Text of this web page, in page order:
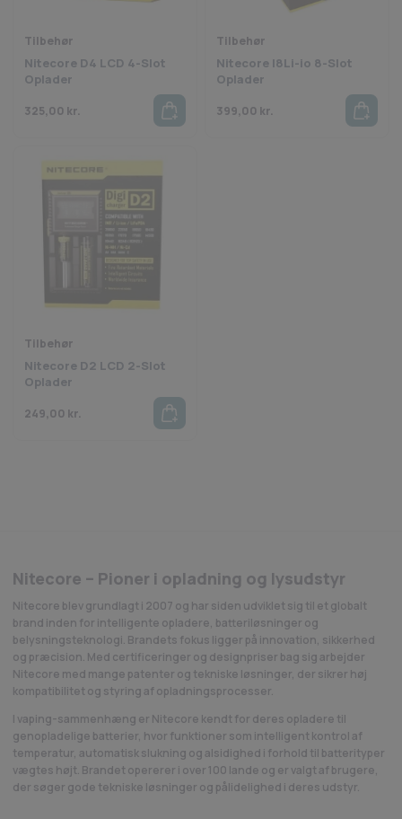
Tilbehør
Nitecore D4 LCD 4-Slot
Oplader
325,00 kr.
Tilbehør
Nitecore I8Li-io 8-Slot
Oplader
399,00 kr.
Tilbehør
Nitecore D2 LCD 2-Slot
Oplader
249,00 kr.
Nitecore – Pioner i opladning og lysudstyr
Nitecore blev grundlagt i 2007 og har siden udviklet sig til et globalt
brand inden for intelligente opladere, batteriløsninger og
belysningsteknologi. Brandets fokus ligger på innovation, sikkerhed
og præcision. Med certificeringer og designpriser bag sig arbejder
Nitecore med mange patenter og tekniske løsninger, der sikrer høj
kompatibilitet og styring af opladningsprocesser.
I vaping-sammenhæng er Nitecore kendt for deres opladere til
genopladelige batterier, hvor funktioner som intelligent kontrol af
temperatur, automatisk slukning og alsidighed i forhold til batterityper
vægtes højt. Brandet opererer i over 100 lande og er valgt af brugere,
der søger gode tekniske løsninger og pålidelighed i deres udstyr.